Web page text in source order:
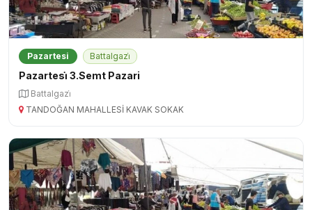
Pazartesi Battalgazi̇
Pazartesi̇ 3.Semt Pazari
Battalgazi̇
TANDOĞAN MAHALLESİ KAVAK SOKAK